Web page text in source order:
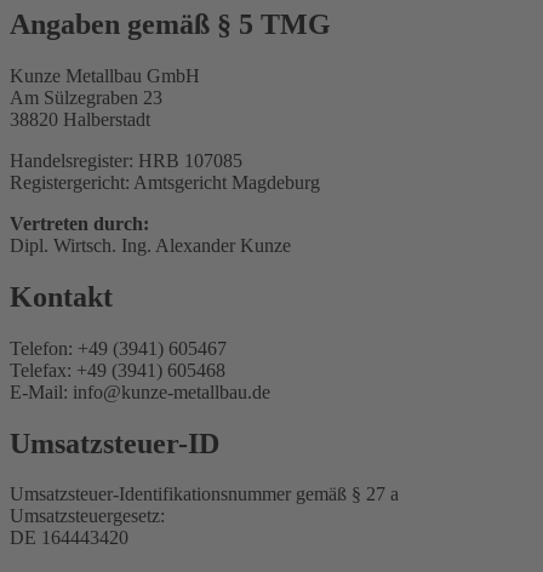
Angaben gemäß § 5 TMG
Kunze Metallbau GmbH
Am Sülzegraben 23
38820 Halberstadt
Handelsregister: HRB 107085
Registergericht: Amtsgericht Magdeburg
Vertreten durch:
Dipl. Wirtsch. Ing. Alexander Kunze
Kontakt
Telefon: +49 (3941) 605467
Telefax: +49 (3941) 605468
E-Mail: info@kunze-metallbau.de
Umsatzsteuer-ID
Umsatzsteuer-Identifikationsnummer gemäß § 27 a
Umsatzsteuergesetz:
DE 164443420